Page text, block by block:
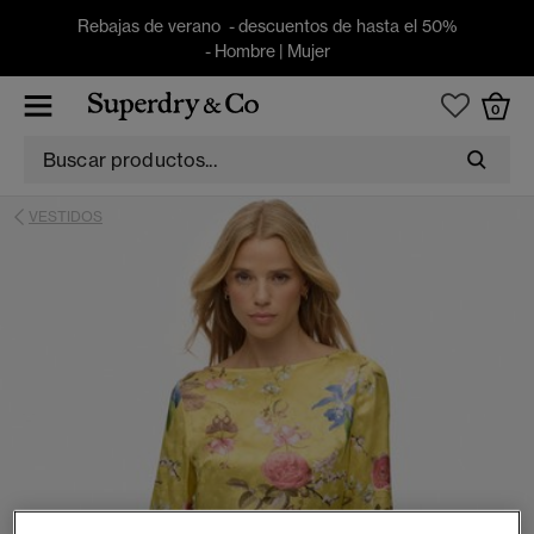
Rebajas de verano - descuentos de hasta el 50%
- Hombre| Mujer
0
VESTIDOS